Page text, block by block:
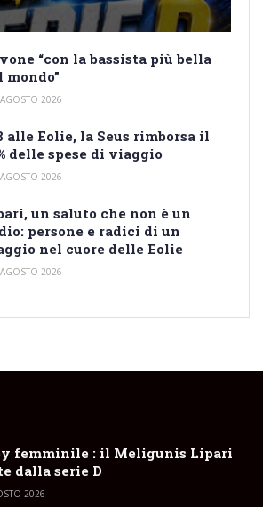
“con la bassista più bella
mondo”
2026
alle Eolie, la Seus rimborsa il
delle spese di viaggio
2026
un saluto che non è un
persone e radici di un
nel cuore delle Eolie
2026
femminile : il Meligunis Lipari
dalla serie D
2026